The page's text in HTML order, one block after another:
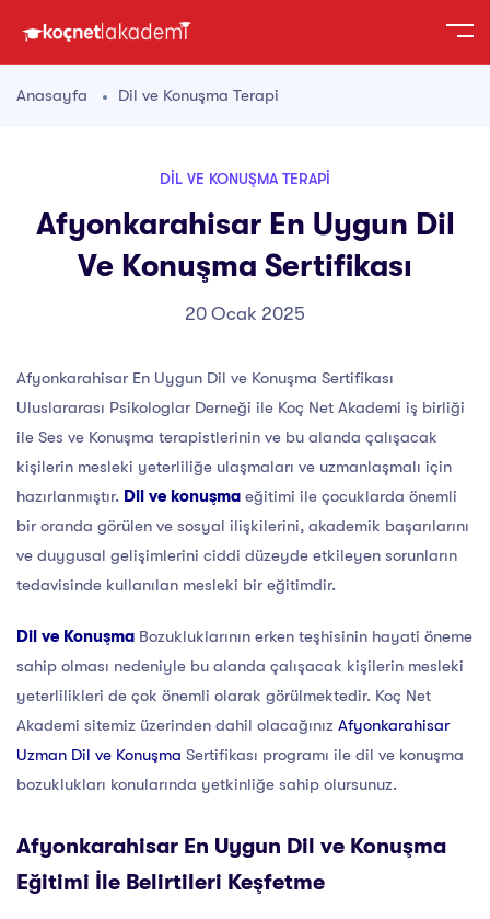
Anasayfa Dil ve Konuşma Terapi
DIL VE KONUŞMA TERAPI
Afyonkarahisar En Uygun Dil
Ve Konuşma Sertifikası
20 Ocak 2025
Afyonkarahisar En Uygun Dil ve Konuşma Sertifikası
Uluslararası Psikologlar Derneği ile Koç Net Akademi iş birliği
ile Ses ve Konuşma terapistlerinin ve bu alanda çalışacak
kişilerin mesleki yeterliliğe ulaşmaları ve uzmanlaşmalı için
hazırlanmıştır. Dil ve konuşma eğitimi ile çocuklarda önemli
bir oranda görülen ve sosyal ilişkilerini, akademik başarılarını
ve duygusal gelişimlerini ciddi düzeyde etkileyen sorunların
tedavisinde kullanılan mesleki bir eğitimdir.
Dil ve Konuşma Bozukluklarının erken teşhisinin hayati öneme
sahip olması nedeniyle bu alanda çalışacak kişilerin mesleki
yeterlilikleri de çok önemli olarak görülmektedir. Koç Net
Akademi sitemiz üzerinden dahil olacağınız Afyonkarahisar
Uzman Dil ve Konuşma Sertifikası programı ile dil ve konuşma
bozuklukları konularında yetkinliğe sahip olursunuz.
Afyonkarahisar En Uygun Dil ve Konuşma
Eğitimi İle Belirtileri Keşfetme